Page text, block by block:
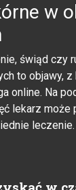
w
świąd czy
to objawy,
online. Na
lekarz może
leczenie.